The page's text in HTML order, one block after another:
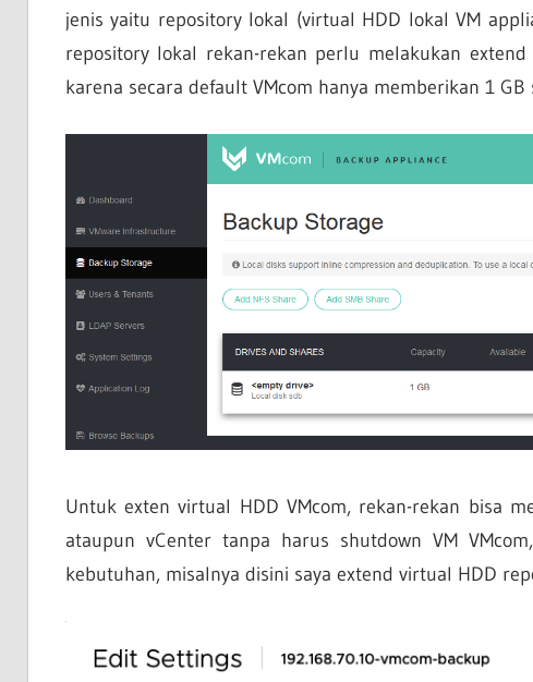
jenis yaitu repository lokal (virtual HDD lokal VM
repository lokal rekan-rekan perlu melakukan
karena secara default VMcom hanya memberikan 1
Untuk exten virtual HDD VMcom, rekan-rekan bisa
ataupun vCenter tanpa harus shutdown VM
kebutuhan, misalnya disini saya extend virtual HDD